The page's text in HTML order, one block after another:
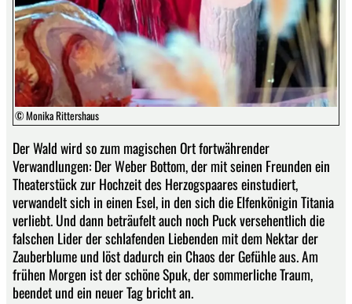
© Monika Rittershaus
Der Wald wird so zum magischen Ort fortwährender
Verwandlungen: Der Weber Bottom, der mit seinen Freunden ein
Theaterstück zur Hochzeit des Herzogspaares einstudiert,
verwandelt sich in einen Esel, in den sich die Elfenkönigin Titania
verliebt. Und dann beträufelt auch noch Puck versehentlich die
falschen Lider der schlafenden Liebenden mit dem Nektar der
Zauberblume und löst dadurch ein Chaos der Gefühle aus. Am
frühen Morgen ist der schöne Spuk, der sommerliche Traum,
beendet und ein neuer Tag bricht an.